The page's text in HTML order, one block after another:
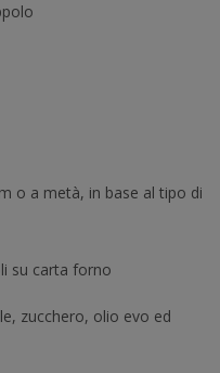
o a metà, in base al tipo di
su carta forno
zucchero, olio evo ed